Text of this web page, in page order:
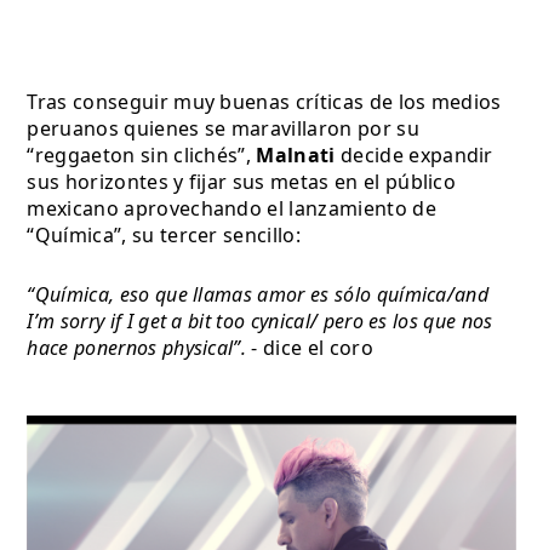
Tras conseguir muy buenas críticas de los medios
peruanos quienes se maravillaron por su
“reggaeton sin clichés”, Malnati decide expandir
sus horizontes y fijar sus metas en el público
mexicano aprovechando el lanzamiento de
“Química”, su tercer sencillo:
“Química, eso que llamas amor es sólo química/and
I’m sorry if I get a bit too cynical/ pero es los que nos
hace ponernos physical”. - dice el coro